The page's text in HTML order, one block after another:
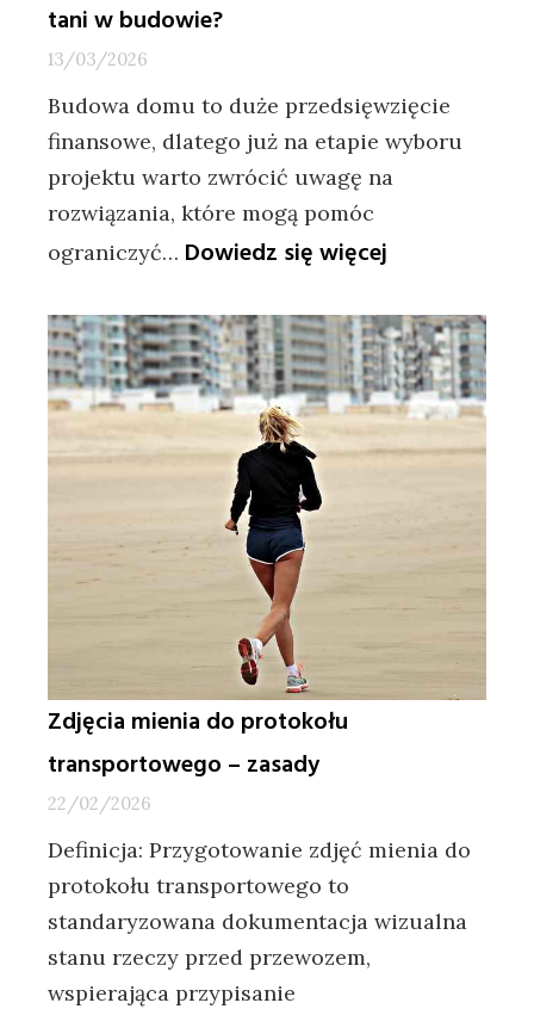
tani w budowie?
13/03/2026
Budowa domu to duże przedsięwzięcie
finansowe, dlatego już na etapie wyboru
projektu warto zwrócić uwagę na
rozwiązania, które mogą pomóc
ograniczyć… Dowiedz się więcej
projekt
domu,
który
będzie
tani
w
budowie?
Zdjęcia mienia do protokołu
transportowego – zasady
22/02/2026
Definicja: Przygotowanie zdjęć mienia do
protokołu transportowego to
standaryzowana dokumentacja wizualna
stanu rzeczy przed przewozem,
wspierająca przypisanie